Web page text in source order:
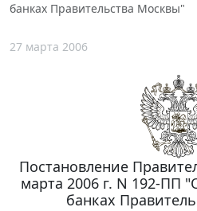
банках Правительства Москвы"
27 марта 2006
Постановление
марта 2006 г. N 192-ПП
банках